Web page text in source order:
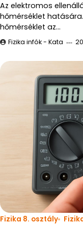
Az elektromos
hőmérséklet
hőmérséklet az…
Fizika infók - Kata
Fizika 8. osztály